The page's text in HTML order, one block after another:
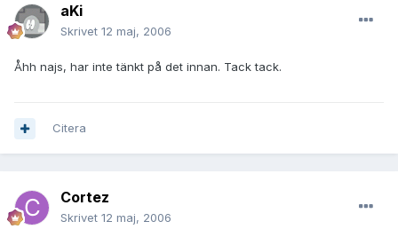
aKi
Skrivet 12 maj, 2006
Åhh najs, har inte tänkt på det innan. Tack tack.
Citera
Cortez
Skrivet 12 maj, 2006